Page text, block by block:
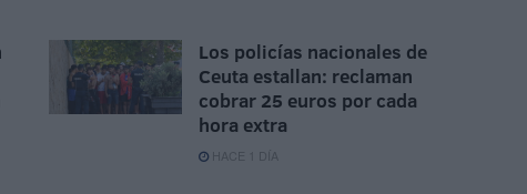
Los policías nacionales de
Ceuta estallan: reclaman
cobrar 25 euros por cada
hora extra
HACE 1 DÍA